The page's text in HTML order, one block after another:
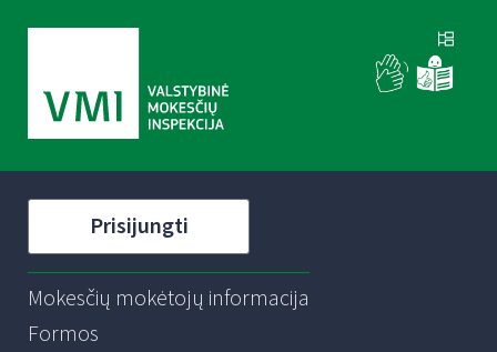
Prisijungti
Mokesčių mokėtojų informacija
Formos